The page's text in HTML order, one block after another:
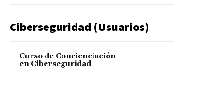
Ciberseguridad (Usuarios)
Curso de Concienciación
en Ciberseguridad